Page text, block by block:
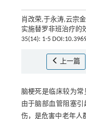
肖改荣,于永涛,云宗
实施替罗非班治疗的
35(14): 1-5
上一篇
脑梗死是临床较为
由于脑部血管阻塞
伤，是危害中老年人